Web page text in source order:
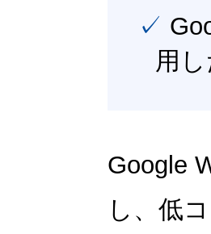
✓ Google Workspace（旧G Suite） を最大限に活
用
Google
し、低